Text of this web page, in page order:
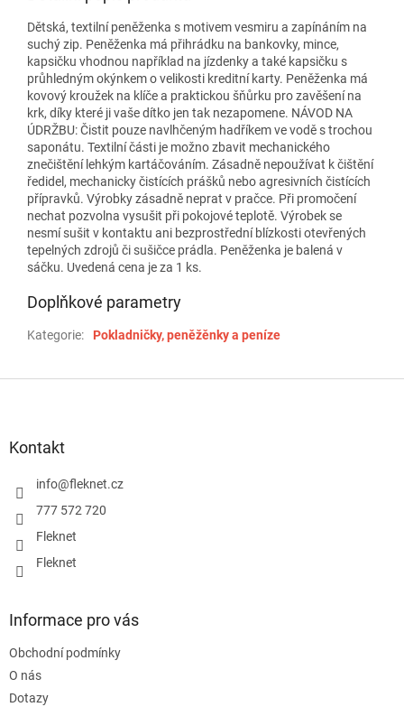
Dětská, textilní peněženka s motivem vesmiru a zapínáním na
suchý zip. Peněženka má přihrádku na bankovky, mince,
kapsičku vhodnou například na jízdenky a také kapsičku s
průhledným okýnkem o velikosti kreditní karty. Peněženka má
kovový kroužek na klíče a praktickou šňůrku pro zavěšení na
krk, díky které ji vaše dítko jen tak nezapomene. NÁVOD NA
ÚDRŽBU: Čistit pouze navlhčeným hadříkem ve vodě s trochou
saponátu. Textilní části je možno zbavit mechanického
znečištění lehkým kartáčováním. Zásadně nepoužívat k čištění
ředidel, mechanicky čistících prášků nebo agresivních čistících
přípravků. Výrobky zásadně neprat v pračce. Při promočení
nechat pozvolna vysušit při pokojové teplotě. Výrobek se
nesmí sušit v kontaktu ani bezprostřední blízkosti otevřených
tepelných zdrojů či sušičce prádla. Peněženka je balená v
sáčku. Uvedená cena je za 1 ks.
Doplňkové parametry
Kategorie: Pokladničky, peněžěnky a peníze
Kontakt
info@fleknet.cz
777 572 720
Fleknet
Fleknet
Informace pro vás
Obchodní podmínky
O nás
Dotazy